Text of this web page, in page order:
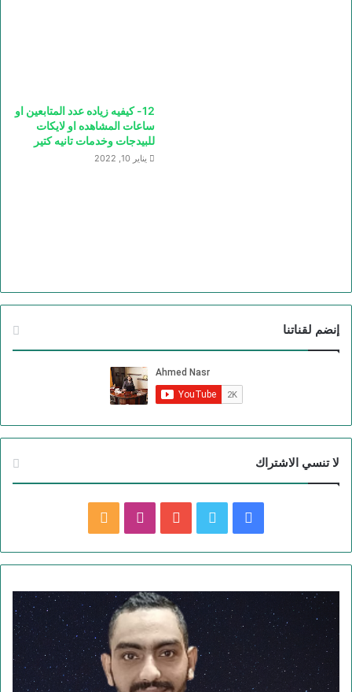
12- كيفيه زياده عدد المتابعين او
ساعات المشاهده او لايكات
للبيدجات وخدمات تانيه كتير
يناير 10, 2022
إنضم لقناتنا
لا تنسي الاشتراك
ي
و
ك
و
ت
ر
و
ي
و
ب
ن
ت
ق
ر
ل
ص
ا
ل